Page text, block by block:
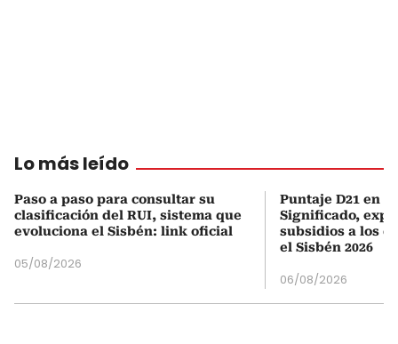
Lo más leído
Paso a paso para consultar su
clasificación del RUI, sistema que
evoluciona el Sisbén: link oficial
05/08/2026
Puntaje D21 en
Significado,
subsidios a los
el Sisbén 2026
06/08/2026